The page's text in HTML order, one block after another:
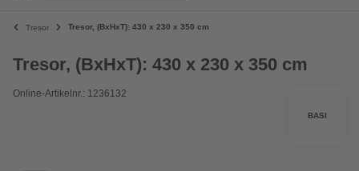
Tresor Tresor, (BxHxT): 430 x 230 x 350 cm
Tresor, (BxHxT): 430 x 230 x 350 cm
Online-Artikelnr.: 1236132
BASI